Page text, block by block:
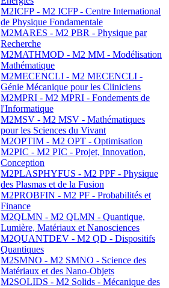
M2ICFP - M2 ICFP - Centre International
de Physique Fondamentale
M2MARES - M2 PBR - Physique par
Recherche
M2MATHMOD - M2 MM - Modélisation
Mathématique
M2MECENCLI - M2 MECENCLI -
Génie Mécanique pour les Cliniciens
M2MPRI - M2 MPRI - Fondements de
l'Informatique
M2MSV - M2 MSV - Mathématiques
pour les Sciences du Vivant
M2OPTIM - M2 OPT - Optimisation
M2PIC - M2 PIC - Projet, Innovation,
Conception
M2PLASPHYFUS - M2 PPF - Physique
des Plasmas et de la Fusion
M2PROBFIN - M2 PF - Probabilités et
Finance
M2QLMN - M2 QLMN - Quantique,
Lumière, Matériaux et Nanosciences
M2QUANTDEV - M2 QD - Dispositifs
Quantiques
M2SMNO - M2 SMNO - Science des
Matériaux et des Nano-Objets
M2SOLIDS - M2 Solids - Mécanique des